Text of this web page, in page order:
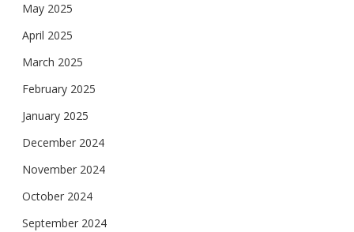
May 2025
April 2025
March 2025
February 2025
January 2025
December 2024
November 2024
October 2024
September 2024